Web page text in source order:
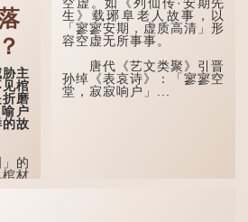
直
，
士
姓
他希
。主
棺
磨
户
故
的
材
下
生
九
生》载琊阜老人故事，以
「寥寥安期，虚质高清」形
容空虚无所事事。
唐代《艺文类聚》引晋
孙绰《表哀诗》：「寥寥空
堂，寂寂响户」...